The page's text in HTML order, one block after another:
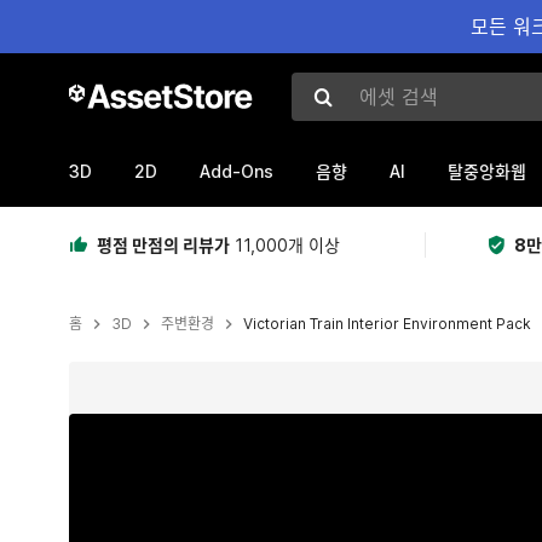
모든 워
에셋 검색
3D 2D Add-Ons 음향 AI 탈중앙화웹
평점 만점의 리뷰가 11,000개 이상 8
홈 3D 주변환경 Victorian Train Interior Environment Pack